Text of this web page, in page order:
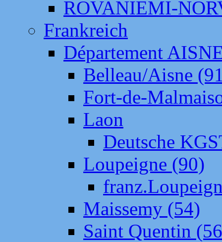
ROVANIEMI-
Frankreich
Département
Belleau/Aisne
Fort-de-
Laon
Deutsche
Loupeigne (90)
Maissemy (54)
Saint Quentin